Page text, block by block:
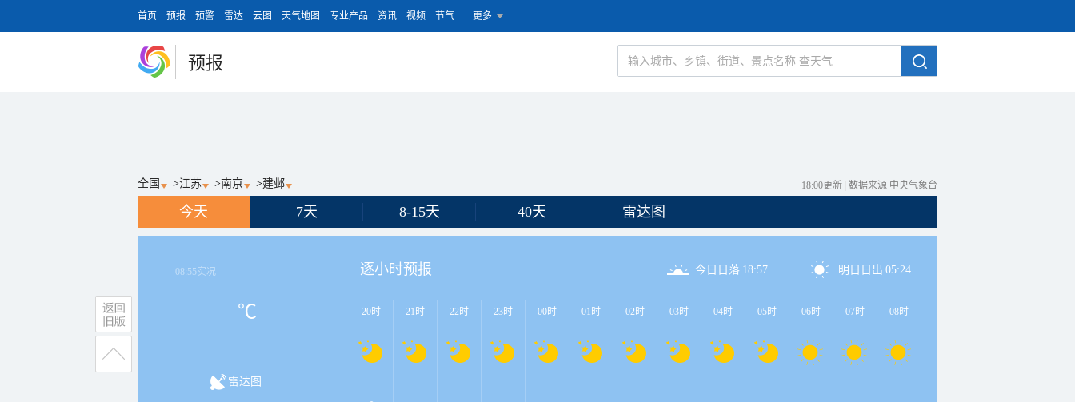
首页 预报 预警 雷达 云图 天气地图 专业产品 资讯 视频 节气 更多
预报
全国 >江苏 >南京 >建邺 18:00更新 数据来源 中央气象台
今天 7天 8-15天 40天 雷达图
08:55实况
℃
雷达图
逐小时预报 今日日落 18:57 明日日出 05:24
20时 21时 22时 23时 00时 01时 02时 03时 04时 05时 06时 07时 08时